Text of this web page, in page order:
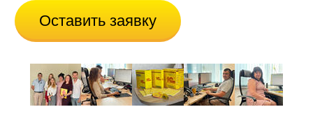
Оставить заявку